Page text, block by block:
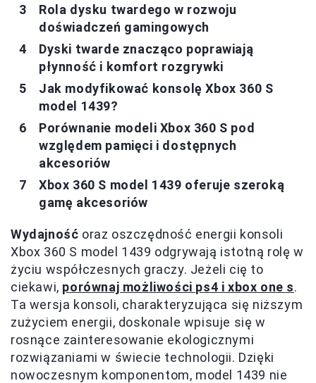
Rola dysku twardego w rozwoju
doświadczeń gamingowych
Dyski twarde znacząco poprawiają
płynność i komfort rozgrywki
Jak modyfikować konsolę Xbox 360 S
model 1439?
Porównanie modeli Xbox 360 S pod
względem pamięci i dostępnych
akcesoriów
Xbox 360 S model 1439 oferuje szeroką
gamę akcesoriów
Wydajność oraz oszczędność energii konsoli
Xbox 360 S model 1439 odgrywają istotną rolę w
życiu współczesnych graczy. Jeżeli cię to
ciekawi, porównaj możliwości ps4 i xbox one s.
Ta wersja konsoli, charakteryzująca się niższym
zużyciem energii, doskonale wpisuje się w
rosnące zainteresowanie ekologicznymi
rozwiązaniami w świecie technologii. Dzięki
nowoczesnym komponentom, model 1439 nie